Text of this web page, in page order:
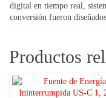
digital en tiempo real,
conversión fueron
Productos